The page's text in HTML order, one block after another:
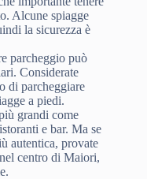
Alcune spiagge
la sicurezza è
parcheggio può
Considerate
di parcheggiare
a piedi.
grandi come
e bar. Ma se
autentica, provate
centro di Maiori,